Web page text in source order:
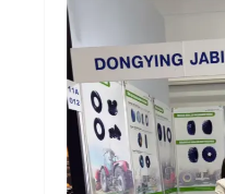
Quid sunt
directionum
coronas?
View More >>